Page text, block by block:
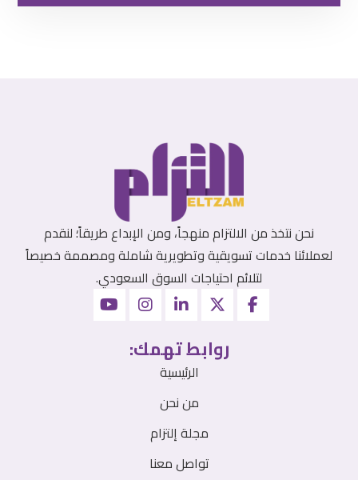
نحن نتخذ من الالتزام منهجاً، ومن الإبداع طريقاً؛ لنقدم
لعملائنا خدمات تسويقية وتطويرية شاملة ومصممة خصيصاً
لتلائم احتياجات السوق السعودي.
روابط تهمك:
الرئيسية
من نحن
مجلة إلتزام
تواصل معنا